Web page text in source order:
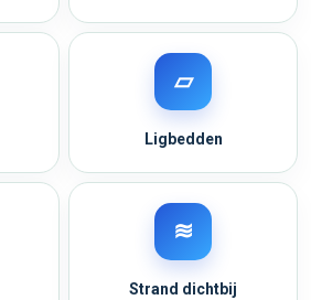
▱
Ligbedden
≋
Strand dichtbij